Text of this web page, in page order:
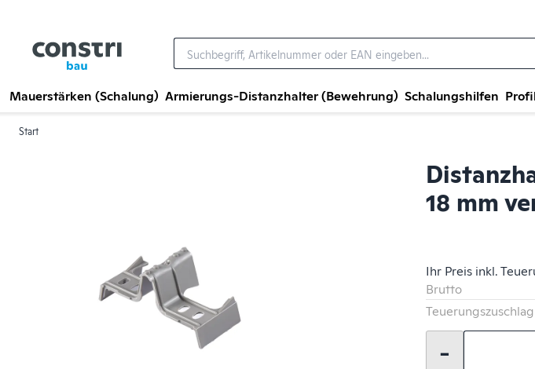
Mauerstärken (Schalung) Armierungs-Distanzhalter (Bewehrung) Schalungshilfen
Start
18 mm
Ihr Preis inkl.
Brutto
Teuerungszuschlag
-